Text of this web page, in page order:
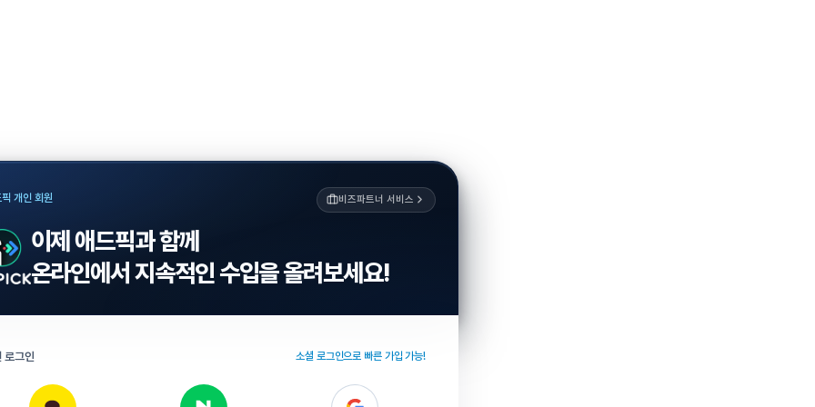
개인 회원 비즈파트너 서비스
이제 애드픽과 함께
온라인에서 지속적인 수입을 올려보세요!
로그인 소셜 로그인으로 빠른 가입 가능!